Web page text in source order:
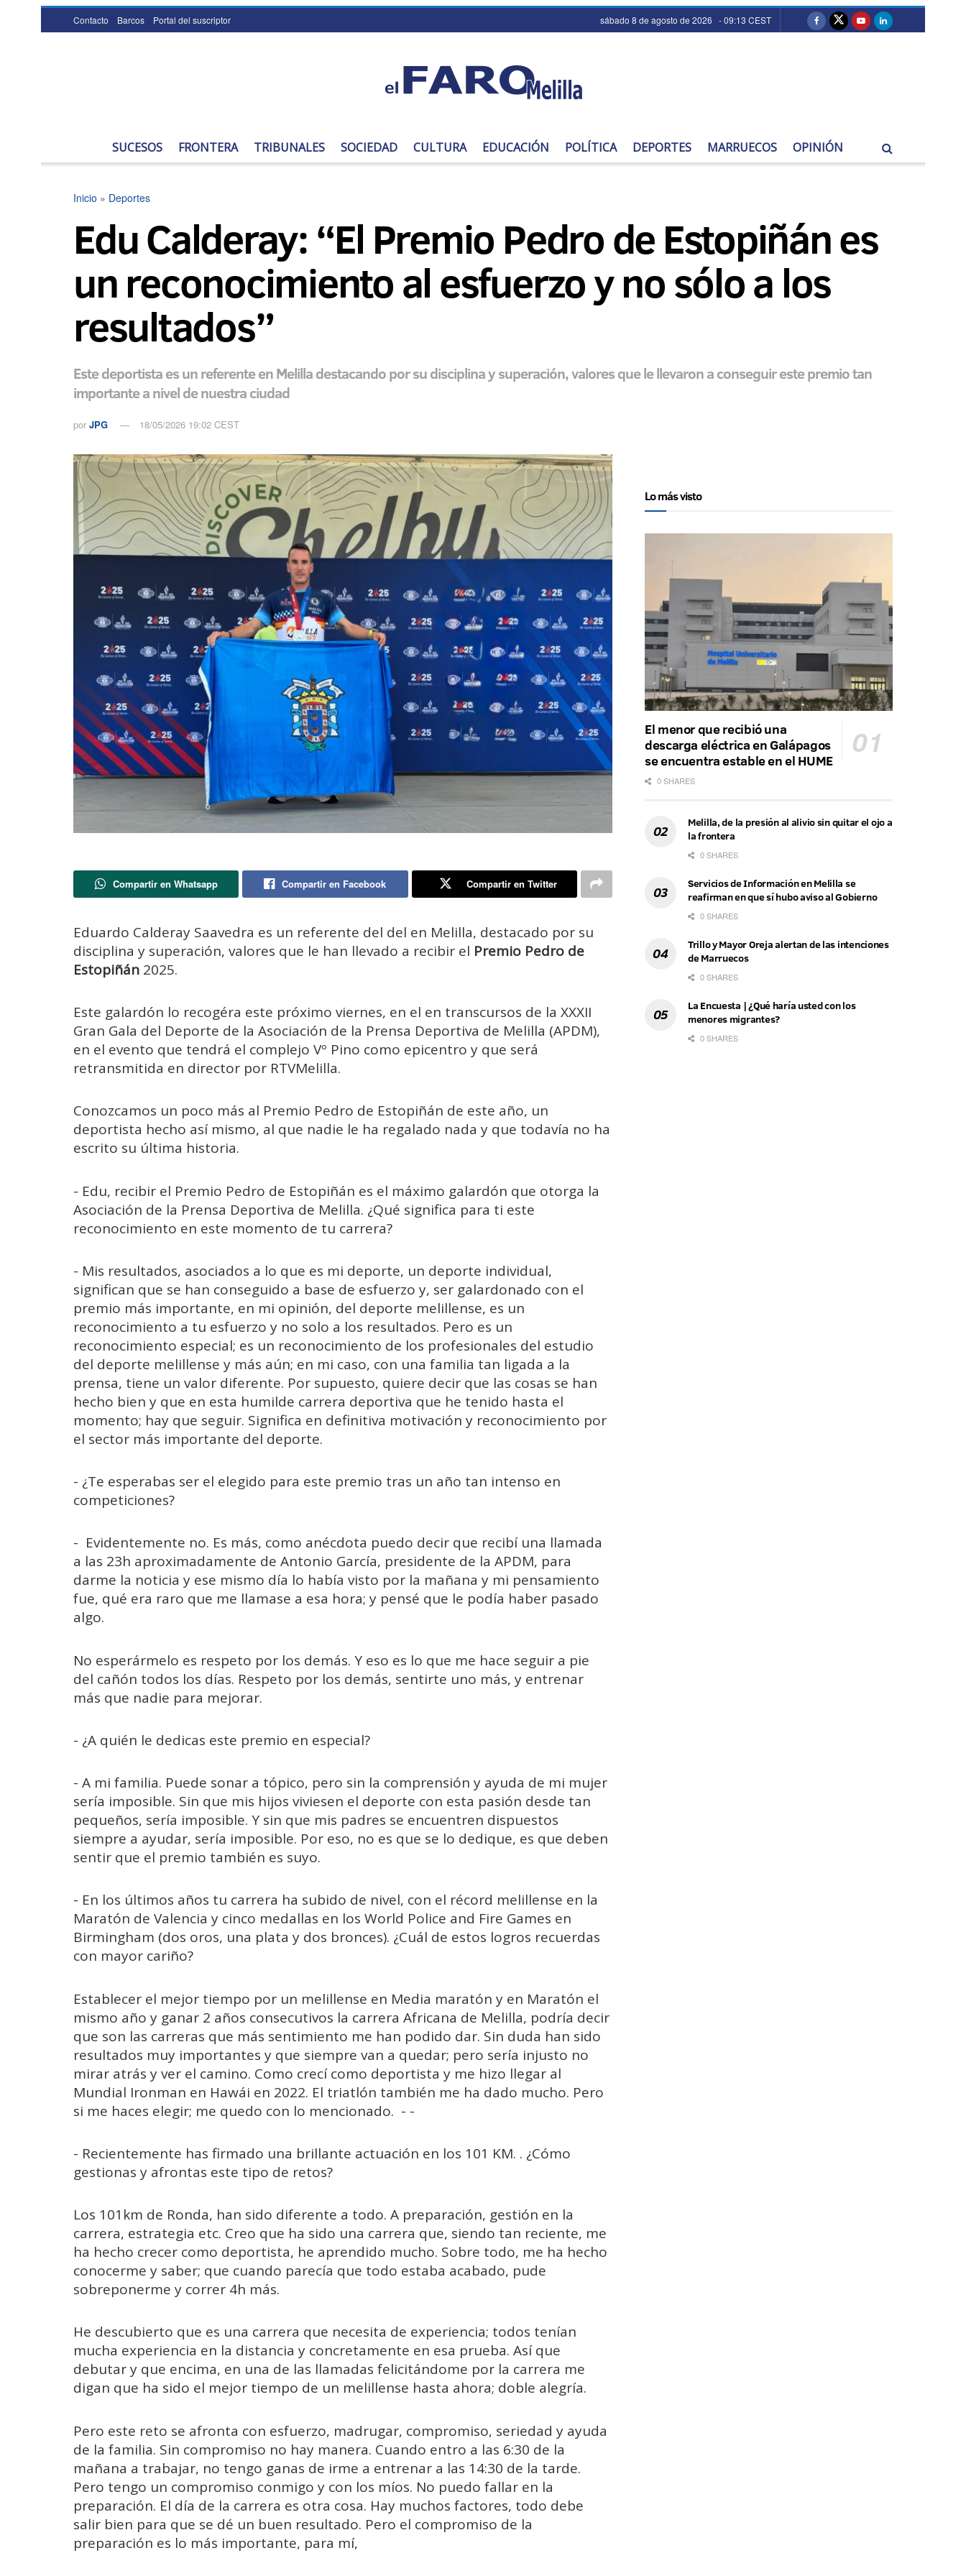
Contacto Barcos Portal del suscriptor sábado 8 de agosto de 2026 - 09:13 CEST
SUCESOS FRONTERA TRIBUNALES SOCIEDAD CULTURA EDUCACIÓN POLÍTICA DEPORTES MARRUECOS OPINIÓN
Inicio » Deportes
Edu Calderay: “El Premio Pedro de Estopiñán es
un reconocimiento al esfuerzo y no sólo a los
resultados”
Este deportista es un referente en Melilla destacando por su disciplina y superación, valores que le llevaron a conseguir este premio tan
importante a nivel de nuestra ciudad
por JPG 18/05/2026 19:02 CEST
Compartir en Whatsapp Compartir en Facebook Compartir en Twitter
Eduardo Calderay Saavedra es un referente del del en Melilla, destacado por su
disciplina y superación, valores que le han llevado a recibir el Premio Pedro de
Estopiñán 2025.
Este galardón lo recogéra este próximo viernes, en el en transcursos de la XXXII
Gran Gala del Deporte de la Asociación de la Prensa Deportiva de Melilla (APDM),
en el evento que tendrá el complejo Vº Pino como epicentro y que será
retransmitida en director por RTVMelilla.
Conozcamos un poco más al Premio Pedro de Estopiñán de este año, un
deportista hecho así mismo, al que nadie le ha regalado nada y que todavía no ha
escrito su última historia.
- Edu, recibir el Premio Pedro de Estopiñán es el máximo galardón que otorga la
Asociación de la Prensa Deportiva de Melilla. ¿Qué significa para ti este
reconocimiento en este momento de tu carrera?
- Mis resultados, asociados a lo que es mi deporte, un deporte individual,
significan que se han conseguido a base de esfuerzo y, ser galardonado con el
premio más importante, en mi opinión, del deporte melillense, es un
reconocimiento a tu esfuerzo y no solo a los resultados. Pero es un
reconocimiento especial; es un reconocimiento de los profesionales del estudio
del deporte melillense y más aún; en mi caso, con una familia tan ligada a la
prensa, tiene un valor diferente. Por supuesto, quiere decir que las cosas se han
hecho bien y que en esta humilde carrera deportiva que he tenido hasta el
momento; hay que seguir. Significa en definitiva motivación y reconocimiento por
el sector más importante del deporte.
- ¿Te esperabas ser el elegido para este premio tras un año tan intenso en
competiciones?
- Evidentemente no. Es más, como anécdota puedo decir que recibí una llamada
a las 23h aproximadamente de Antonio García, presidente de la APDM, para
darme la noticia y ese mismo día lo había visto por la mañana y mi pensamiento
fue, qué era raro que me llamase a esa hora; y pensé que le podía haber pasado
algo.
No esperármelo es respeto por los demás. Y eso es lo que me hace seguir a pie
del cañón todos los días. Respeto por los demás, sentirte uno más, y entrenar
más que nadie para mejorar.
- ¿A quién le dedicas este premio en especial?
- A mi familia. Puede sonar a tópico, pero sin la comprensión y ayuda de mi mujer
sería imposible. Sin que mis hijos viviesen el deporte con esta pasión desde tan
pequeños, sería imposible. Y sin que mis padres se encuentren dispuestos
siempre a ayudar, sería imposible. Por eso, no es que se lo dedique, es que deben
sentir que el premio también es suyo.
- En los últimos años tu carrera ha subido de nivel, con el récord melillense en la
Maratón de Valencia y cinco medallas en los World Police and Fire Games en
Birmingham (dos oros, una plata y dos bronces). ¿Cuál de estos logros recuerdas
con mayor cariño?
Establecer el mejor tiempo por un melillense en Media maratón y en Maratón el
mismo año y ganar 2 años consecutivos la carrera Africana de Melilla, podría decir
que son las carreras que más sentimiento me han podido dar. Sin duda han sido
resultados muy importantes y que siempre van a quedar; pero sería injusto no
mirar atrás y ver el camino. Como crecí como deportista y me hizo llegar al
Mundial Ironman en Hawái en 2022. El triatlón también me ha dado mucho. Pero
si me haces elegir; me quedo con lo mencionado. - -
- Recientemente has firmado una brillante actuación en los 101 KM. . ¿Cómo
gestionas y afrontas este tipo de retos?
Los 101km de Ronda, han sido diferente a todo. A preparación, gestión en la
carrera, estrategia etc. Creo que ha sido una carrera que, siendo tan reciente, me
ha hecho crecer como deportista, he aprendido mucho. Sobre todo, me ha hecho
conocerme y saber; que cuando parecía que todo estaba acabado, pude
sobreponerme y correr 4h más.
He descubierto que es una carrera que necesita de experiencia; todos tenían
mucha experiencia en la distancia y concretamente en esa prueba. Así que
debutar y que encima, en una de las llamadas felicitándome por la carrera me
digan que ha sido el mejor tiempo de un melillense hasta ahora; doble alegría.
Pero este reto se afronta con esfuerzo, madrugar, compromiso, seriedad y ayuda
de la familia. Sin compromiso no hay manera. Cuando entro a las 6:30 de la
mañana a trabajar, no tengo ganas de irme a entrenar a las 14:30 de la tarde.
Pero tengo un compromiso conmigo y con los míos. No puedo fallar en la
preparación. El día de la carrera es otra cosa. Hay muchos factores, todo debe
salir bien para que se dé un buen resultado. Pero el compromiso de la
preparación es lo más importante, para mí,
Lo más visto
El menor que recibió una
descarga eléctrica en Galápagos
se encuentra estable en el HUME
0 SHARES
Melilla, de la presión al alivio sin quitar el ojo a
la frontera
0 SHARES
Servicios de Información en Melilla se
reafirman en que sí hubo aviso al Gobierno
0 SHARES
Trillo y Mayor Oreja alertan de las intenciones
de Marruecos
0 SHARES
La Encuesta | ¿Qué haría usted con los
menores migrantes?
0 SHARES